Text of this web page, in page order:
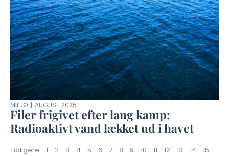
MILJØ11. AUGUST 2025
Filer frigivet efter lang kamp:
Radioaktivt vand lækket ud i havet
Tidligere 1 2 3 4 5 6 7 8 9 10 11 12 13 14
15